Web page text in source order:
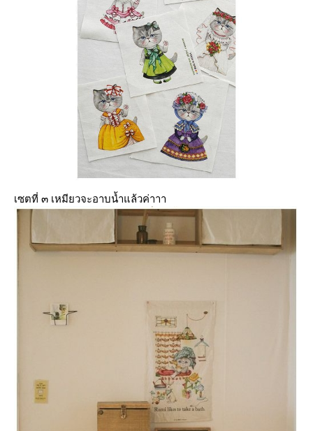
เซตที่ ๓ เหมียวจะอาบน้ำแล้วค่าาา